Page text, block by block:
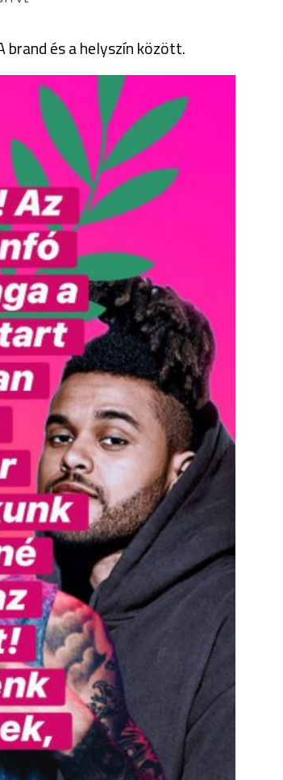
brand és a helyszín között.